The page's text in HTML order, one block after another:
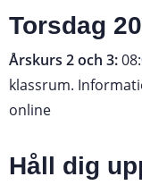
Torsdag
Årskurs 2 och 3:
klassrum.
online
Håll dig